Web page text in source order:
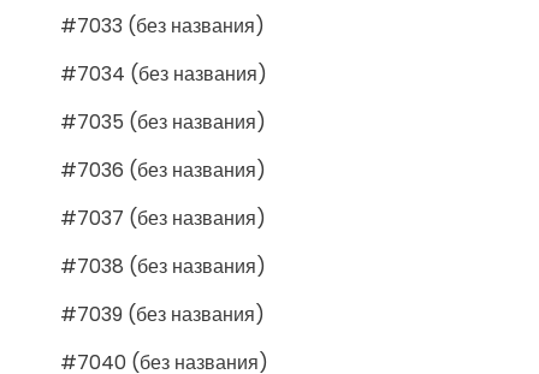
#7033 (без названия)
#7034 (без названия)
#7035 (без названия)
#7036 (без названия)
#7037 (без названия)
#7038 (без названия)
#7039 (без названия)
#7040 (без названия)